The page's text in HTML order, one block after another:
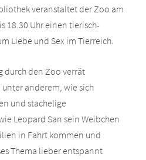
veranstaltet der Zoo am
18.30 Uhr einen tierisch-
Liebe und Sex im Tierreich.
durch den Zoo verrät
anderem, wie sich
und stachelige
Leopard San sein Weibchen
in Fahrt kommen und
Thema lieber entspannt